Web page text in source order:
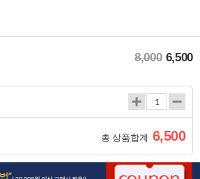
8,000 6,500
총 상품합계 6,500